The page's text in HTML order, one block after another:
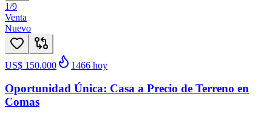
1/9
Venta
Nuevo
US$ 150.000 1466 hoy
Oportunidad Única: Casa a Precio de Terreno en
Comas